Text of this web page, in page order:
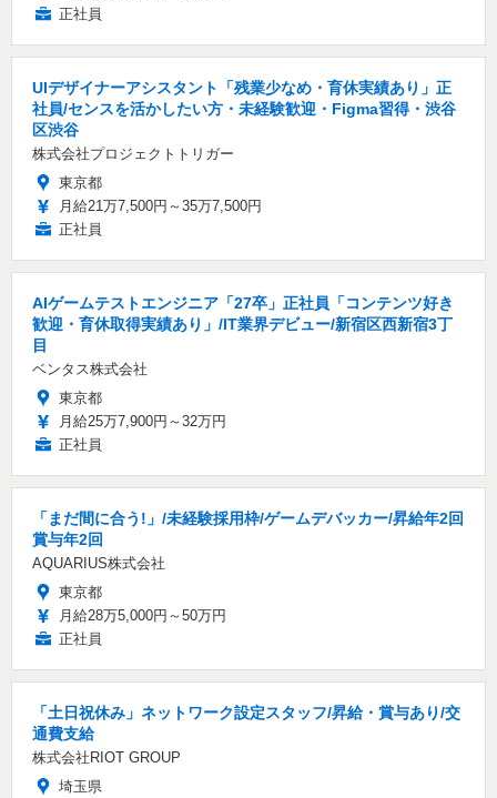
正社員
UIデザイナーアシスタント「残業少なめ・育休実績あり」正
社員/センスを活かしたい方・未経験歓迎・Figma習得・渋谷
区渋谷
株式会社プロジェクトトリガー
東京都
月給21万7,500円～35万7,500円
正社員
AIゲームテストエンジニア「27卒」正社員「コンテンツ好き
歓迎・育休取得実績あり」/IT業界デビュー/新宿区西新宿3丁
目
ベンタス株式会社
東京都
月給25万7,900円～32万円
正社員
「まだ間に合う!」/未経験採用枠/ゲームデバッカー/昇給年2回
賞与年2回
AQUARIUS株式会社
東京都
月給28万5,000円～50万円
正社員
「土日祝休み」ネットワーク設定スタッフ/昇給・賞与あり/交
通費支給
株式会社RIOT GROUP
埼玉県